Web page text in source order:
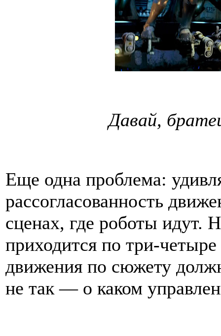
Давай,
Еще одна проблема:
рассогласованность
сценах, где роботы идут.
приходится по три-
движения по сюжету
не так — о каком